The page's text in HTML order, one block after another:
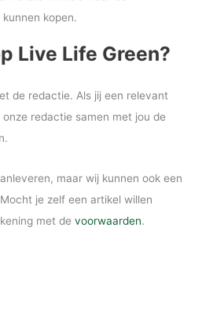
kopen.
Live Life Green?
de redactie. Als jij een relevant
redactie samen met jou de
maar wij kunnen ook een
je zelf een artikel willen
met de voorwaarden.